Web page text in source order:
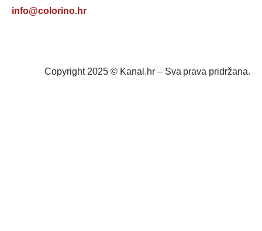
info@colorino.hr
Copyright 2025 © Kanal.hr – Sva prava pridržana.